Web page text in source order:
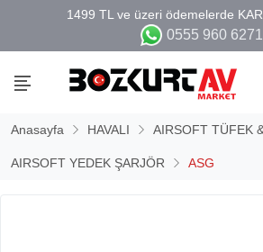
0555 960 6271
Anasayfa HAVALI AIRSOFT TÜFEK
AIRSOFT YEDEK ŞARJÖR ASG